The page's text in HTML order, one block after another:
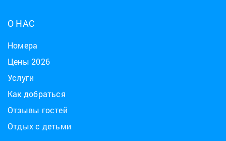
О НАС
Номера
Цены 2026
Услуги
Как добраться
Отзывы гостей
Отдых с детьми